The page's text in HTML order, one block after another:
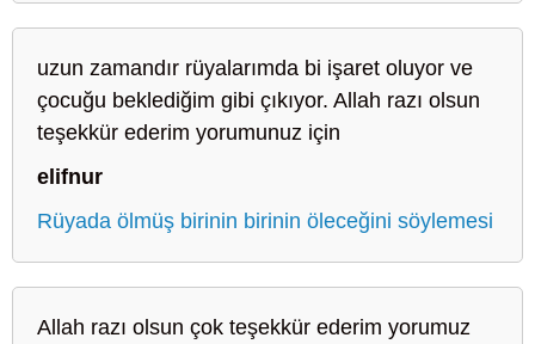
uzun zamandır rüyalarımda bi işaret oluyor ve
çocuğu beklediğim gibi çıkıyor. Allah razı olsun
teşekkür ederim yorumunuz için
elifnur
Rüyada ölmüş birinin birinin öleceğini söylemesi
Allah razı olsun çok teşekkür ederim yorumuz